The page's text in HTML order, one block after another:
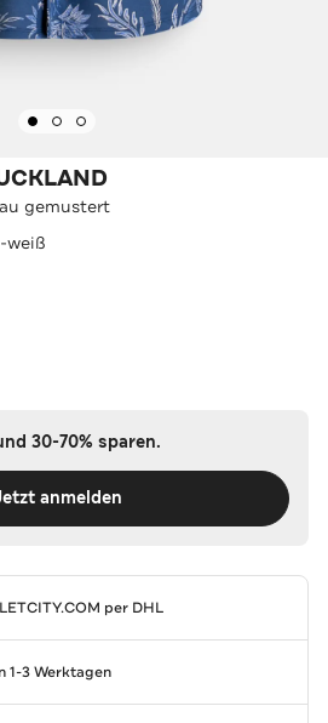
gemustert
weiß
30-70% sparen.
anmelden
per DHL
1-3 Werktagen